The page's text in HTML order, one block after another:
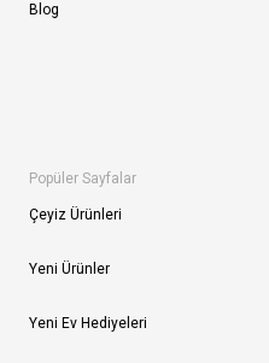
Blog
Popüler Sayfalar
Çeyiz Ürünleri
Yeni Ürünler
Yeni Ev Hediyeleri